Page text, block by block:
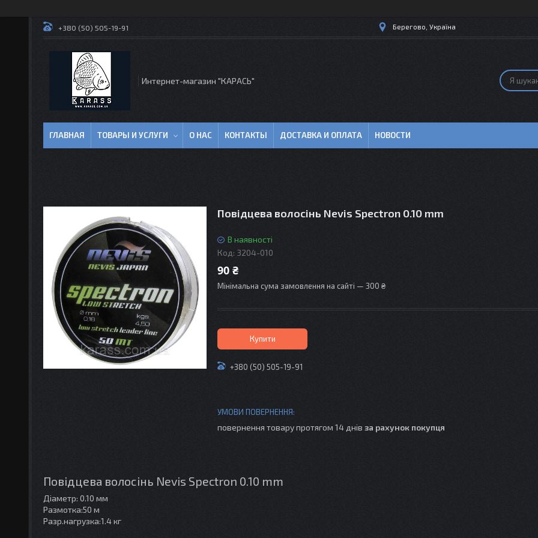
+380 (50) 505-19-91 Берегово, Україна
Интернет-магазин "КАРАСЬ"
ГЛАВНАЯ ТОВАРЫ И УСЛУГИ О НАС КОНТАКТЫ ДОСТАВКА И ОПЛАТА НОВОСТИ
Повідцева волосінь Nevis Spectron 0.10 mm
В наявності
Код: 3204-010
90 ₴
Мінімальна сума замовлення на сайті — 300 ₴
Купити
+380 (50) 505-19-91
повернення товару протягом 14 днів за рахунок покупця
Повідцева волосінь Nevis Spectron 0.10 mm
Діаметр: 0.10 мм
Размотка:50 м
Разр.нагрузка:1.4 кг